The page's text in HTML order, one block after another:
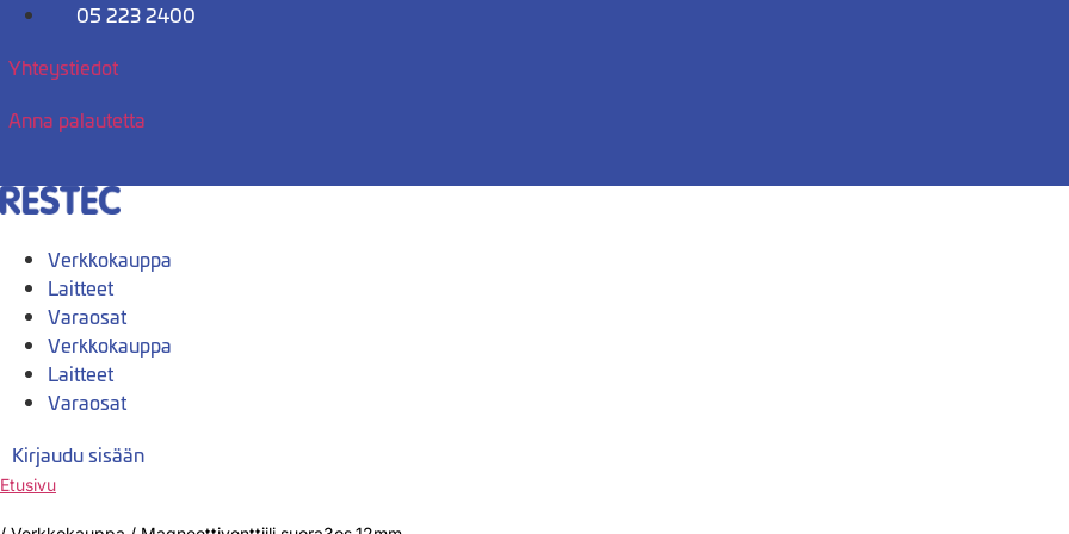
Mene
05 223 2400
Yhteystiedot
Anna palautetta
Verkkokauppa
Laitteet
Varaosat
Verkkokauppa
Laitteet
Varaosat
Kirjaudu sisään
Etusivu